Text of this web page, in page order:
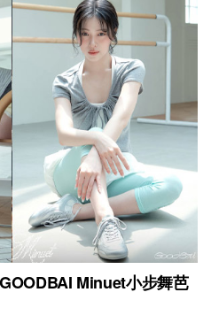
Minuet小步舞芭